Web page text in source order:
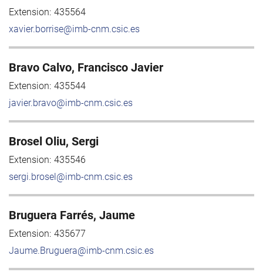
Extension: 435564
xavier.borrise@imb-cnm.csic.es
Bravo Calvo, Francisco Javier
Extension: 435544
javier.bravo@imb-cnm.csic.es
Brosel Oliu, Sergi
Extension: 435546
sergi.brosel@imb-cnm.csic.es
Bruguera Farrés, Jaume
Extension: 435677
Jaume.Bruguera@imb-cnm.csic.es